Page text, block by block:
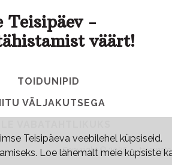
Teisipäev -
väärt!
TOIDUNIPID
VÄLJAKUTSEGA
Copyright © 2026 •
Teisipäeva veebilehel küpsiseid.
Loe lähemalt meie küpsiste